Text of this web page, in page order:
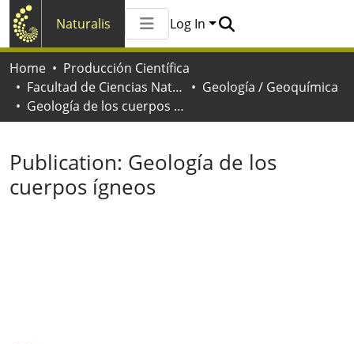
Naturalis
All of Naturalis
Log In
Home
Producción Científica
Facultad de Ciencias Naturales y Museo
Geología / Geoquímica
Geología de los cuerpos ígneos
Publication: Geología de los
cuerpos ígneos